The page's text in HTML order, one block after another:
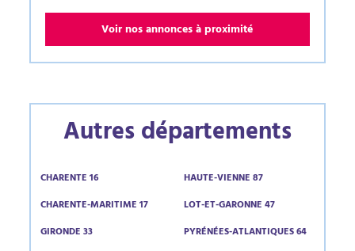
Voir nos annonces à proximité
Autres départements
CHARENTE 16
CHARENTE-MARITIME 17
GIRONDE 33
HAUTE-VIENNE 87
LOT-ET-GARONNE 47
PYRÉNÉES-ATLANTIQUES 64